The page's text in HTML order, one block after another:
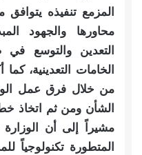
المزمع تنفيذه يتوافق
محاورها والجهود
التعدين والتوسع
الخامات التعدينية،
من خلال فرق عمل
الشأن ومن ثم اتخاذ
مشيراً إلى أن
المتطورة تكنولوجياً